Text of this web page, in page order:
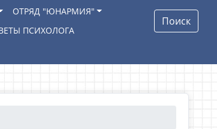
ОТРЯД "ЮНАРМИЯ"
ПСИХОЛОГА
Поиск